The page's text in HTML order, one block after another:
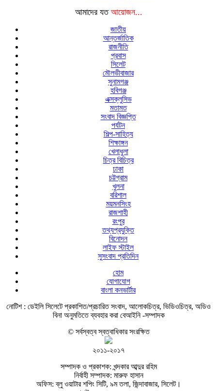
আমাদের যত আয়োজন...
জাতীয়
আন্তর্জাতিক
রাজনীতি
প্রবাস
সিলেট
মৌলভীবাজার
সুনামগঞ্জ
হবিগঞ্জ
এক্সক্লুসিভ
মতামত
সংবাদ বিজ্ঞপ্তি
পর্যটন
শিল্প-সাহিত্য
শিক্ষাঙ্গন
খেলাধুলা
চিত্র বিচিত্র
ঢাকা
চট্টগ্রাম
খুলনা
বরিশাল
ময়মনসিংহ
রাজশাহী
রংপুর
তথ্যপ্রযুক্তি
বিনোদন
লাইফ স্টাইল
সুসংবাদ প্রতিদিন
হোম
যোগাযোগ
বাংলা কনভার্টার
নোটিশ : ডেইলি সিলেটে প্রকাশিত/প্রচারিত সংবাদ, আলোকচিত্র, ভিডিওচিত্র, অডিও
বিনা অনুমতিতে ব্যবহার করা বেআইনি -সম্পাদক
© সর্বস্বত্ব স্বত্বাধিকার সংরক্ষিত
২০১১-২০১৭
সম্পাদক ও প্রকাশক: খন্দকার আব্দুর রহিম
নির্বাহী সম্পাদক: মারুফ হাসান
অফিস: ব্লু ওয়াটার শপিং সিটি, ৯ম তলা, জিন্দাবাজার, সিলেট।